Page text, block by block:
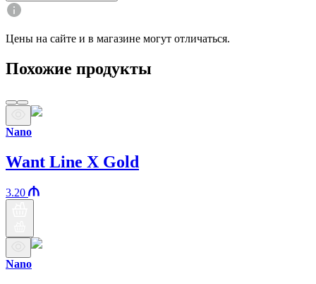
Цены на сайте и в магазине могут отличаться.
Похожие продукты
Nano
Want Line X Gold
3.20
Nano